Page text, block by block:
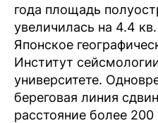
года площадь
увеличилась на 4.4
Японское
Институт
университете.
береговая линия
расстояние более